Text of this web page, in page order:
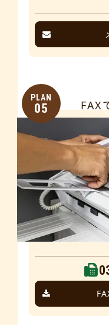
PLAN
05 FAX